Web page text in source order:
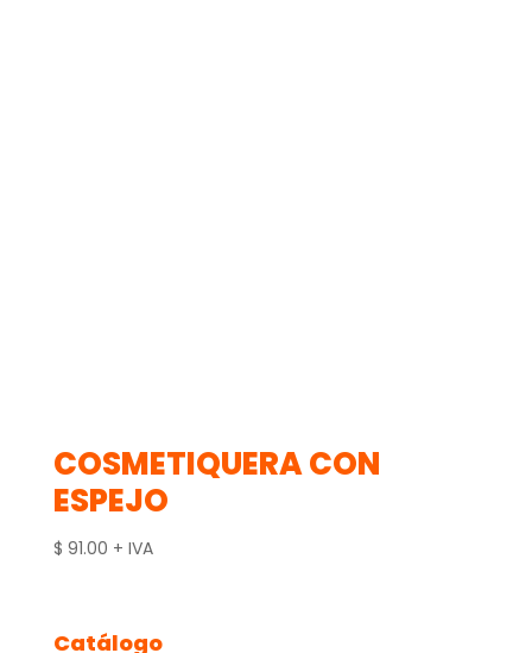
COSMETIQUERA CON
ESPEJO
$ 91.00 + IVA
Catálogo